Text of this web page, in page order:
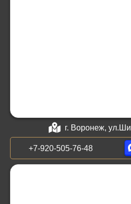
г. Воронеж,
+7-920-505-76-48